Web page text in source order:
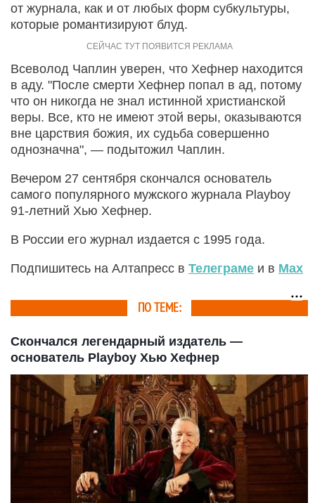
от журнала, как и от любых форм субкультуры,
которые романтизируют блуд.
Всеволод Чаплин уверен, что Хефнер находится
в аду. "После смерти Хефнер попал в ад, потому
что он никогда не знал истинной христианской
веры. Все, кто не имеют этой веры, оказываются
вне царствия божия, их судьба совершенно
однозначна", — подытожил Чаплин.
Вечером 27 сентября скончался основатель
самого популярного мужского журнала Playboy
91-летний Хью Хефнер.
В России его журнал издается с 1995 года.
Подпишитесь на Алтапресс в Телеграме и в Max
ПО ТЕМЕ:
Скончался легендарный издатель —
основатель Playboy Хью Хефнер